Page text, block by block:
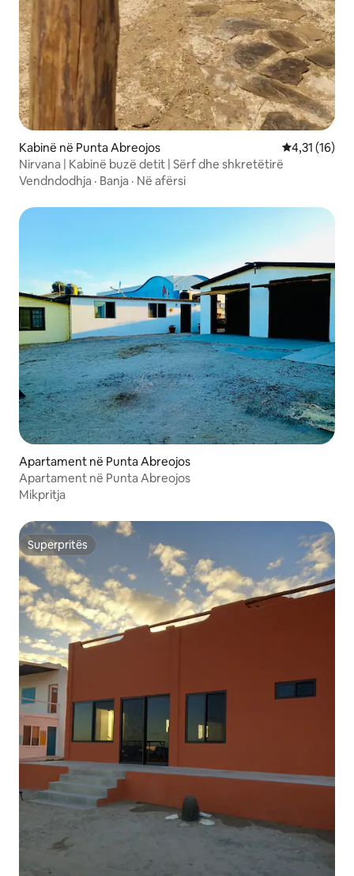
Kabinë në Punta Abreojos Vlerësimi
4,31 (16)
Nirvana | Kabinë buzë detit | Sërf dhe shkretëtirë
Vendndodhja · Banja · Në afërsi
Apartament në Punta Abreojos
Apartament në Punta Abreojos
Mikpritja
Superpritës
Superpritës